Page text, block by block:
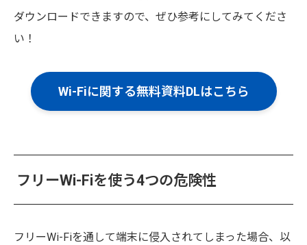
ダウンロードできますので、ぜひ参考にしてみてくださ
い！
Wi-Fiに関する無料資料DLはこちら
フリーWi-Fiを使う4つの危険性
フリーWi-Fiを通して端末に侵入されてしまった場合、以